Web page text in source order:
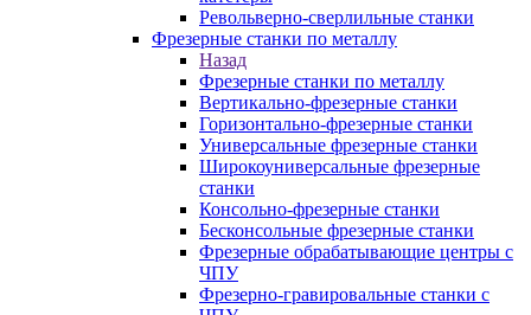
Револьверно-сверлильные станки
Фрезерные станки по металлу
Назад
Фрезерные станки по металлу
Вертикально-фрезерные станки
Горизонтально-фрезерные станки
Универсальные фрезерные станки
Широкоуниверсальные фрезерные
станки
Консольно-фрезерные станки
Бесконсольные фрезерные станки
Фрезерные обрабатывающие центры с
ЧПУ
Фрезерно-гравировальные станки с